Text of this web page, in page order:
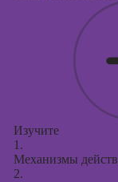
Изучите
1.
Механизмы
2.